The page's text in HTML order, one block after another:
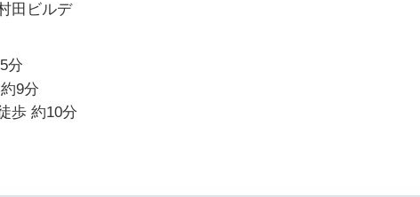
田ビルデ
分
9分
歩 約10分